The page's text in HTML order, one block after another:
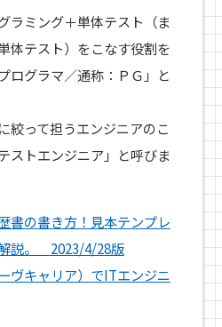
ラミング＋単体テスト（ま
体テスト）をこなす役割を
ログラマ／通称：ＰＧ」と
絞って担うエンジニアのこ
ストエンジニア」と呼びま
書の書き方！見本テンプレ
説。 2023/4/28版
ヴキャリア）でITエンジニ